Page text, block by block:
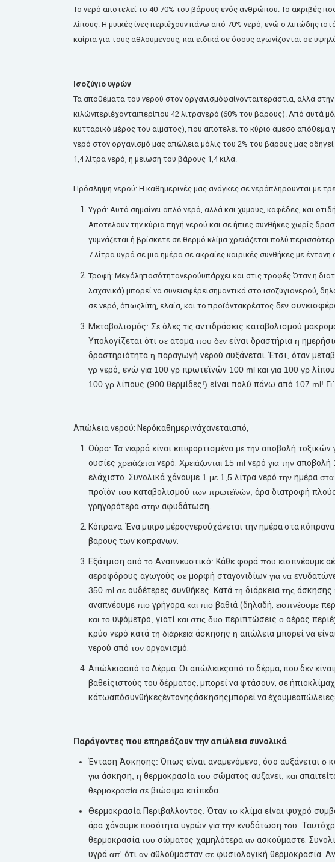
Το νερό αποτελεί το 40-70% του βάρους ενός ανθρώπου. Το ακριβές
λίπους. Η μυικές ίνες περιέχουν πάνω από 70% νερό, ενώ ο λιπώδης
καίρια για τους αθλούμενους, και ειδικά σε όσους αγωνίζονται σε
Ισοζύγιο υγρών
Τα αποθέματα του νερού στον οργανισμόφαίνονταιτεράστια, αλλά στην
κιλώνπεριέχονταιπερίπου 42 λίτρανερό (60% του βάρους). Από αυτά
κυτταρικό μέρος του αίματος), που αποτελεί το κύριο άμεσο απόθεμα
νερό στον οργανισμό μας απώλεια μόλις του 2% του βάρους μας οδηγεί
1,4λίτρα νερό, ή μείωση του βάρους 1,4κιλά.
Πρόσληψη νερού: Η καθημερινές μας ανάγκες σε νερόπληρούνται με
Υγρά: Αυτό σημαίνει απλό νερό, αλλά και χυμούς, καφέδες, και
Αποτελούν την κύρια πηγή νερού και σε ήπιες συνθήκες χωρίς
γυμνάζεται ή βρίσκετε σε θερμό κλίμα χρειάζεταιπολύ
7 λίτρα υγρά σε μια ημέρα σε ακραίες καιρικές συνθήκες με έντονη
Τροφή: Μεγάληποσότητανερούυπάρχει και στις τροφές.Όταν η
λαχανικά) μπορεί να συνεισφέρεισημαντικά στο ισοζύγιονερού,
σε νερό, όπωςλίπη, ελαία, και τοπροϊόντακρέατος δεν
Μεταβολισμός: Σε όλες τις αντιδράσεις καταβολισμού
Υπολογίζεται ότι σε άτομα που δεν είναι δραστήρια η
δραστηριότητα η παραγωγή νερού αυξάνεται. Έτσι, όταν
γρ νερό, ενώ για 100 γρ πρωτεϊνών 100 ml και για 100 γρ
100 γρ λίπους (900 θερμίδες!) είναι πολύ πάνω από 107 ml! Γι΄
Απώλειανερού: Νερόκαθημερινάχάνεταιαπό,
Ούρα: Τα νεφρά είναι επιφορτισμένα με την αποβολή τοξικών
ουσίες χρειάζεται νερό. Χρειάζονται 15 ml νερό για την αποβολή
ελάχιστο. Συνολικά χάνουμε 1 με 1,5 λίτρα νερό την ημέρα στα
προϊόν του καταβολισμού των πρωτεϊνών, άρα διατροφή
γρηγορότερα στην αφυδάτωση.
Κόπρανα:Έναμικρο μέροςνερούχάνεταιτηνημέραστακόπρανα.
βάρους τωνκοπράνων.
Εξάτμιση από το Αναπνευστικό: Κάθε φορά που εισπνέουμε
αεροφόρους αγωγούς σε μορφή σταγονιδίων για να
350 ml σε ουδέτερες συνθήκες. Κατά τη διάρκεια της άσκησης
αναπνέουμε πιο γρήγορα και πιο βαθιά (δηλαδή, εισπνέουμε
και το υψόμετρο, γιατί και στις δυο περιπτώσεις ο αέρας
κρύο νερό κατά τη διάρκεια άσκησης η απώλεια μπορεί να
νερού από τον οργανισμό.
Απώλειααπό το Δέρμα: Οιαπώλειεςαπό το δέρμα, που δενείναι
βαθείςιστούς του δέρματος, μπορείναφτάσουν, σεήπιοκλίμα
κάτωαπόσυνθήκεςέντονηςάσκησηςμπορείναέχουμεαπώλειες
Παράγοντεςπου επηρεάζουντην απώλεια συνολικά
Ένταση Άσκησης: Όπως είναι αναμενόμενο, όσο αυξάνεται ο
για άσκηση, η θερμοκρασία του σώματος αυξάνει, και
θερμοκρασία σε βιώσιμα επίπεδα.
Θερμοκρασία Περιβάλλοντος: Όταν το κλίμα είναι ψυχρό
άρα χάνουμε ποσότητα υγρών για την ενυδάτωση του.
θερμοκρασία του σώματος χαμηλότερα αν ασκούμαστε.
υγρά απ' ότι αν αθλούμασταν σε φυσιολογική θερμοκρασία.